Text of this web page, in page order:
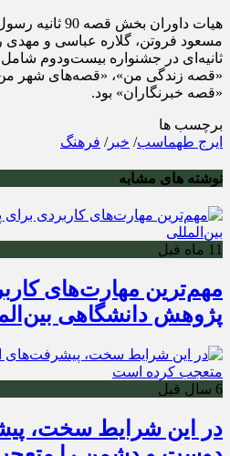
هیات داوران
ثانیه‌ای در جشنواره بیست‌ودوم
«قصه زندگی من»، «قصه‌های شهر
«قصه خبرنگاران» بود.
برچسب ها
ایرج طهماسب/ خبر/ فرهنگ
نوشته های مشابه
11 ماه قبل
مهم‌ترین مهارت‌های
پژوهش دانشگاهی
6 سال قبل
در این شرایط سخت،